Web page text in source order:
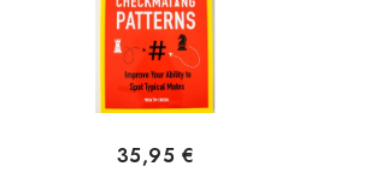
35,95 €